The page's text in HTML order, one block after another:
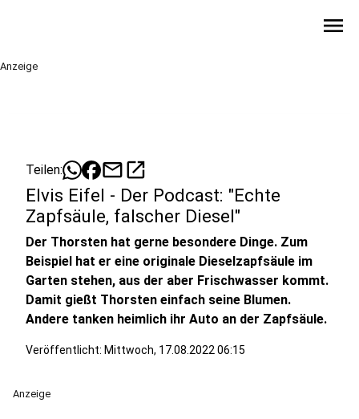
menu
Anzeige
Teilen: mailopen_in_new
Elvis Eifel - Der Podcast: "Echte
Zapfsäule, falscher Diesel"
Der Thorsten hat gerne besondere Dinge. Zum
Beispiel hat er eine originale Dieselzapfsäule im
Garten stehen, aus der aber Frischwasser kommt.
Damit gießt Thorsten einfach seine Blumen.
Andere tanken heimlich ihr Auto an der Zapfsäule.
Veröffentlicht: Mittwoch, 17.08.2022 06:15
Anzeige